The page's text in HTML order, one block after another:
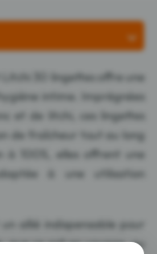
Litchi 30 lingettes offre une
intime. Imprégnées
et de litchi, ces lingettes
de fraîcheur tout au long
à 100%, elles offrent une
à une utilisation
allié indispensable pour
que ce soit en voyage, au